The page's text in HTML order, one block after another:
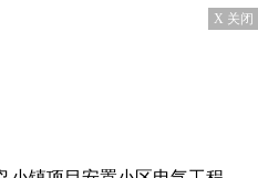
X 关闭